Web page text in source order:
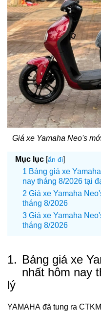
Giá xe Yamaha Neo's
Mục lục [ẩn đi]
Bảng giá xe
nay tháng 8/2026 tại
Giá xe Yamaha
tháng 8/2026
Giá xe Yamaha
tháng 8/2026
1. Bảng giá xe
nhất hôm nay
lý
YAMAHA đã tung ra CTKM